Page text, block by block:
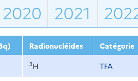
2020 2021
Radionucléides Catégorie
3H TFA